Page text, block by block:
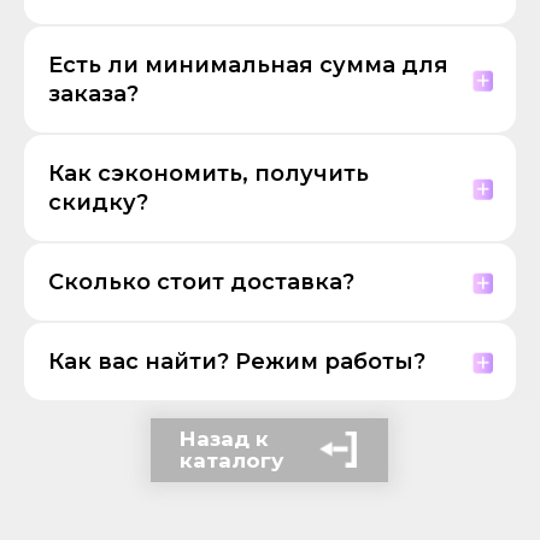
Есть ли минимальная сумма для
заказа?
Как сэкономить, получить
скидку?
Сколько стоит доставка?
Как вас найти? Режим работы?
Назад к
каталогу